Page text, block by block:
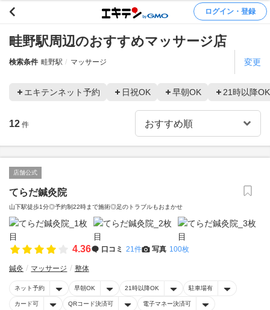
ログイン・登録
畦野駅周辺のおすすめマッサージ店
検索条件 畦野駅 マッサージ 変更
エキテンネット予約 日祝OK 早朝OK 21時以降OK
12 件
店舗公式
てらだ鍼灸院
山下駅徒歩1分◎予約制22時まで施術◎足のトラブルもおまかせ
4.36 口コミ 21件 写真 100枚
鍼灸 マッサージ 整体
ネット予約 早朝OK 21時以降OK 駐車場有
カード可 QRコード決済可 電子マネー決済可